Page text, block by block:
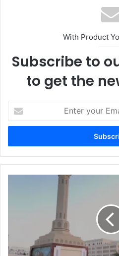
With Product
Subscribe to
to get the
your
Email